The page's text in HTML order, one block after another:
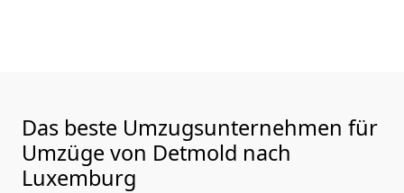
Das beste Umzugsunternehmen für
Umzüge von Detmold nach
Luxemburg